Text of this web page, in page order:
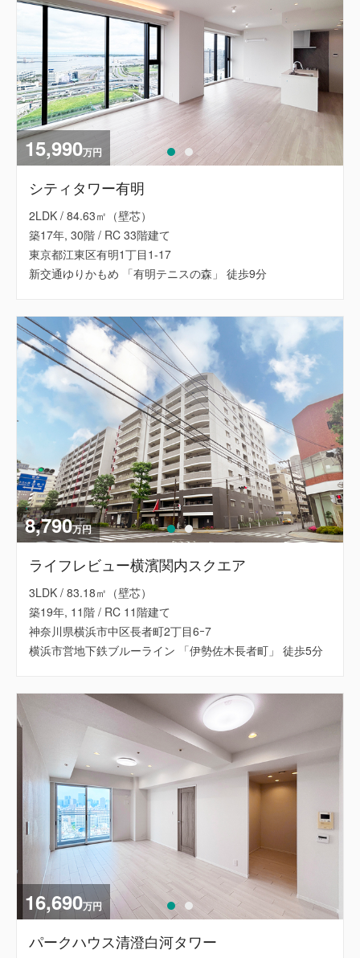
15,990万円
シティタワー有明
2LDK / 84.63㎡（壁芯）
築17年, 30階 / RC 33階建て
東京都江東区有明1丁目1-17
新交通ゆりかもめ 「有明テニスの森」 徒歩9分
8,790万円
ライフレビュー横濱関内スクエア
3LDK / 83.18㎡（壁芯）
築19年, 11階 / RC 11階建て
神奈川県横浜市中区長者町2丁目6ｰ7
横浜市営地下鉄ブルーライン 「伊勢佐木長者町」 徒歩5分
16,690万円
パークハウス清澄白河タワー